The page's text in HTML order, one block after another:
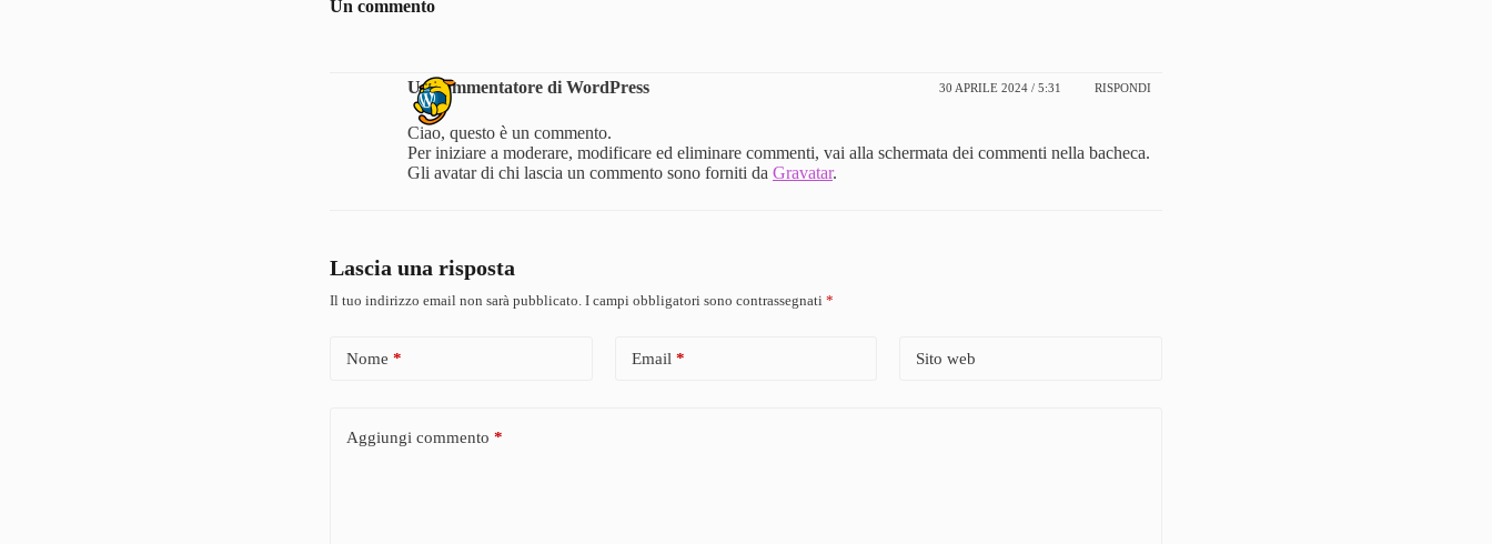
Un commento
Un commentatore di WordPress 30 APRILE 2024 / 5:31 RISPONDI
Ciao, questo è un commento.
Per iniziare a moderare, modificare ed eliminare commenti, vai alla schermata dei commenti nella bacheca.
Gli avatar di chi lascia un commento sono forniti da Gravatar.
Lascia una risposta
Il tuo indirizzo email non sarà pubblicato. I campi obbligatori sono contrassegnati *
Nome * Email * Sito web
Aggiungi commento *